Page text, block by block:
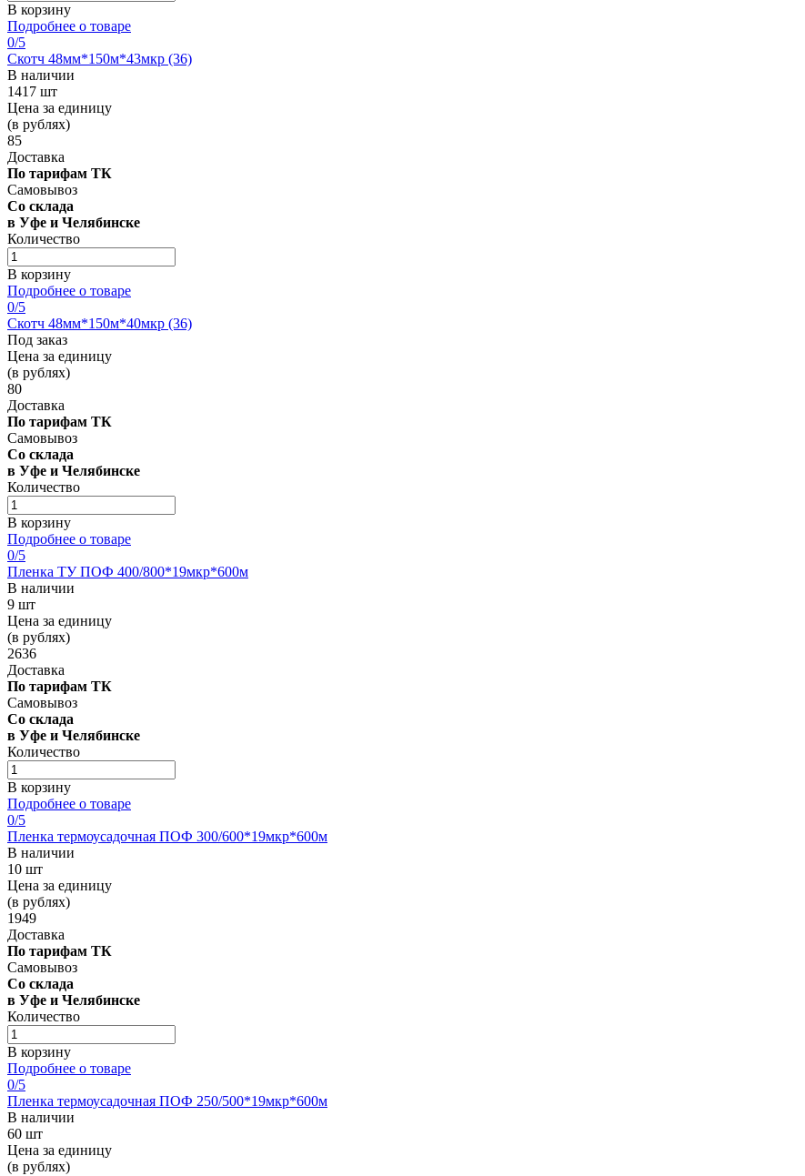
В корзину
Подробнее о товаре
0/5
Скотч 48мм*150м*43мкр (36)
В наличии
1417 шт
Цена за единицу
(в рублях)
85
Доставка
По тарифам ТК
Самовывоз
Со склада
в Уфе и Челябинске
Количество
В корзину
Подробнее о товаре
0/5
Скотч 48мм*150м*40мкр (36)
Под заказ
Цена за единицу
(в рублях)
80
Доставка
По тарифам ТК
Самовывоз
Со склада
в Уфе и Челябинске
Количество
В корзину
Подробнее о товаре
0/5
Пленка ТУ ПОФ 400/800*19мкр*600м
В наличии
9 шт
Цена за единицу
(в рублях)
2636
Доставка
По тарифам ТК
Самовывоз
Со склада
в Уфе и Челябинске
Количество
В корзину
Подробнее о товаре
0/5
Пленка термоусадочная ПОФ 300/600*19мкр*600м
В наличии
10 шт
Цена за единицу
(в рублях)
1949
Доставка
По тарифам ТК
Самовывоз
Со склада
в Уфе и Челябинске
Количество
В корзину
Подробнее о товаре
0/5
Пленка термоусадочная ПОФ 250/500*19мкр*600м
В наличии
60 шт
Цена за единицу
(в рублях)